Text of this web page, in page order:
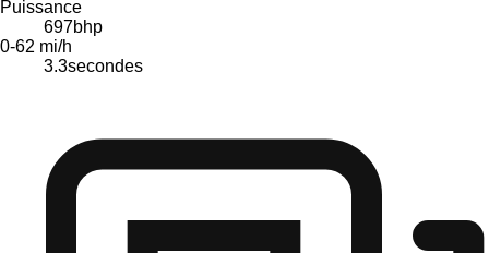
Puissance
697bhp
0-62 mi/h
3.3secondes